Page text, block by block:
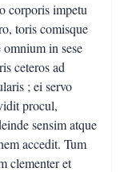
corporis impetu
toris comisque
in sese
ceteros ad
; ei servo
procul,
sensim atque
accedit. Tum
clementer et